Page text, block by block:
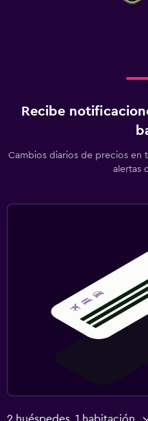
Recibe
Cambios diarios de precios en
alertas